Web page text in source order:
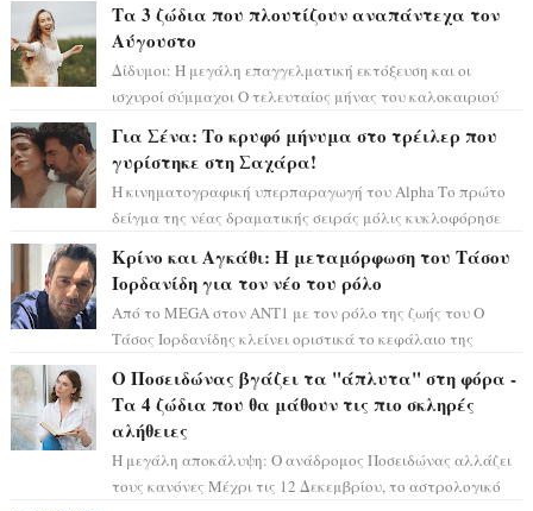
Τα 3 ζώδια που πλουτίζουν αναπάντεχα τον
Αύγουστο
Δίδυμοι: Η μεγάλη επαγγελματική εκτόξευση και οι
ισχυροί σύμμαχοι Ο τελευταίος μήνας του καλοκαιριού
Για Σένα: Το κρυφό μήνυμα στο τρέιλερ που
γυρίστηκε στη Σαχάρα!
Η κινηματογραφική υπερπαραγωγή του Alpha Το πρώτο
δείγμα της νέας δραματικής σειράς μόλις κυκλοφόρησε
Κρίνο και Αγκάθι: Η μεταμόρφωση του Τάσου
Ιορδανίδη για τον νέο του ρόλο
Από το MEGA στον ΑΝΤ1 με τον ρόλο της ζωής του Ο
Τάσος Ιορδανίδης κλείνει οριστικά το κεφάλαιο της
Ο Ποσειδώνας βγάζει τα "άπλυτα" στη φόρα -
Τα 4 ζώδια που θα μάθουν τις πιο σκληρές
αλήθειες
Η μεγάλη αποκάλυψη: Ο ανάδρομος Ποσειδώνας αλλάζει
τους κανόνες Μέχρι τις 12 Δεκεμβρίου, το αστρολογικό